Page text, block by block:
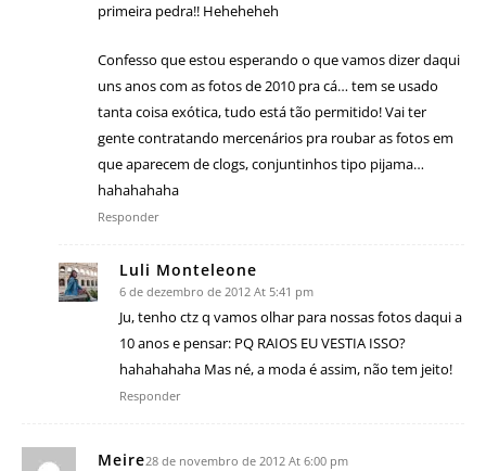
primeira pedra!! Heheheheh
Confesso que estou esperando o que vamos dizer daqui
uns anos com as fotos de 2010 pra cá… tem se usado
tanta coisa exótica, tudo está tão permitido! Vai ter
gente contratando mercenários pra roubar as fotos em
que aparecem de clogs, conjuntinhos tipo pijama…
hahahahaha
Responder
Luli Monteleone
6 de dezembro de 2012 At 5:41 pm
Ju, tenho ctz q vamos olhar para nossas fotos daqui a
10 anos e pensar: PQ RAIOS EU VESTIA ISSO?
hahahahaha Mas né, a moda é assim, não tem jeito!
Responder
Meire28 de novembro de 2012 At 6:00 pm